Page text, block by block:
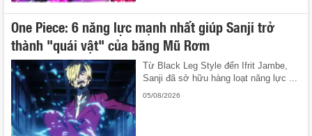
One Piece: 6 năng lực mạnh nhất giúp Sanji trở
thành "quái vật" của băng Mũ Rơm
Từ Black Leg Style đến Ifrit Jambe,
Sanji đã sở hữu hàng loạt năng lực ...
05/08/2026